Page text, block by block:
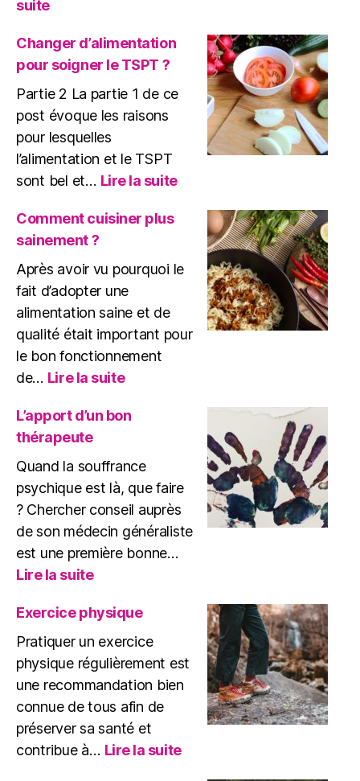
suite
et
TSPT
?
Changer d’alimentation
pour soigner le TSPT ?
Partie 2 La partie 1 de ce
post évoque les raisons
pour lesquelles
l’alimentation et le TSPT
sont bel et… Lire la suite:
d’alimentation
pour
soigner
le
TSPT
Comment cuisiner plus
sainement ?
Après avoir vu pourquoi le
fait d’adopter une
alimentation saine et de
qualité était important pour
le bon fonctionnement
de… Lire la suite:
cuisiner
?
L’apport d’un bon
thérapeute
Quand la souffrance
psychique est là, que faire
? Chercher conseil auprès
de son médecin généraliste
est une première bonne…
Lire la suite:
d’un
bon
thérapeute
Exercice physique
Pratiquer un exercice
physique régulièrement est
une recommandation bien
connue de tous afin de
préserver sa santé et
contribue à… Lire la suite: